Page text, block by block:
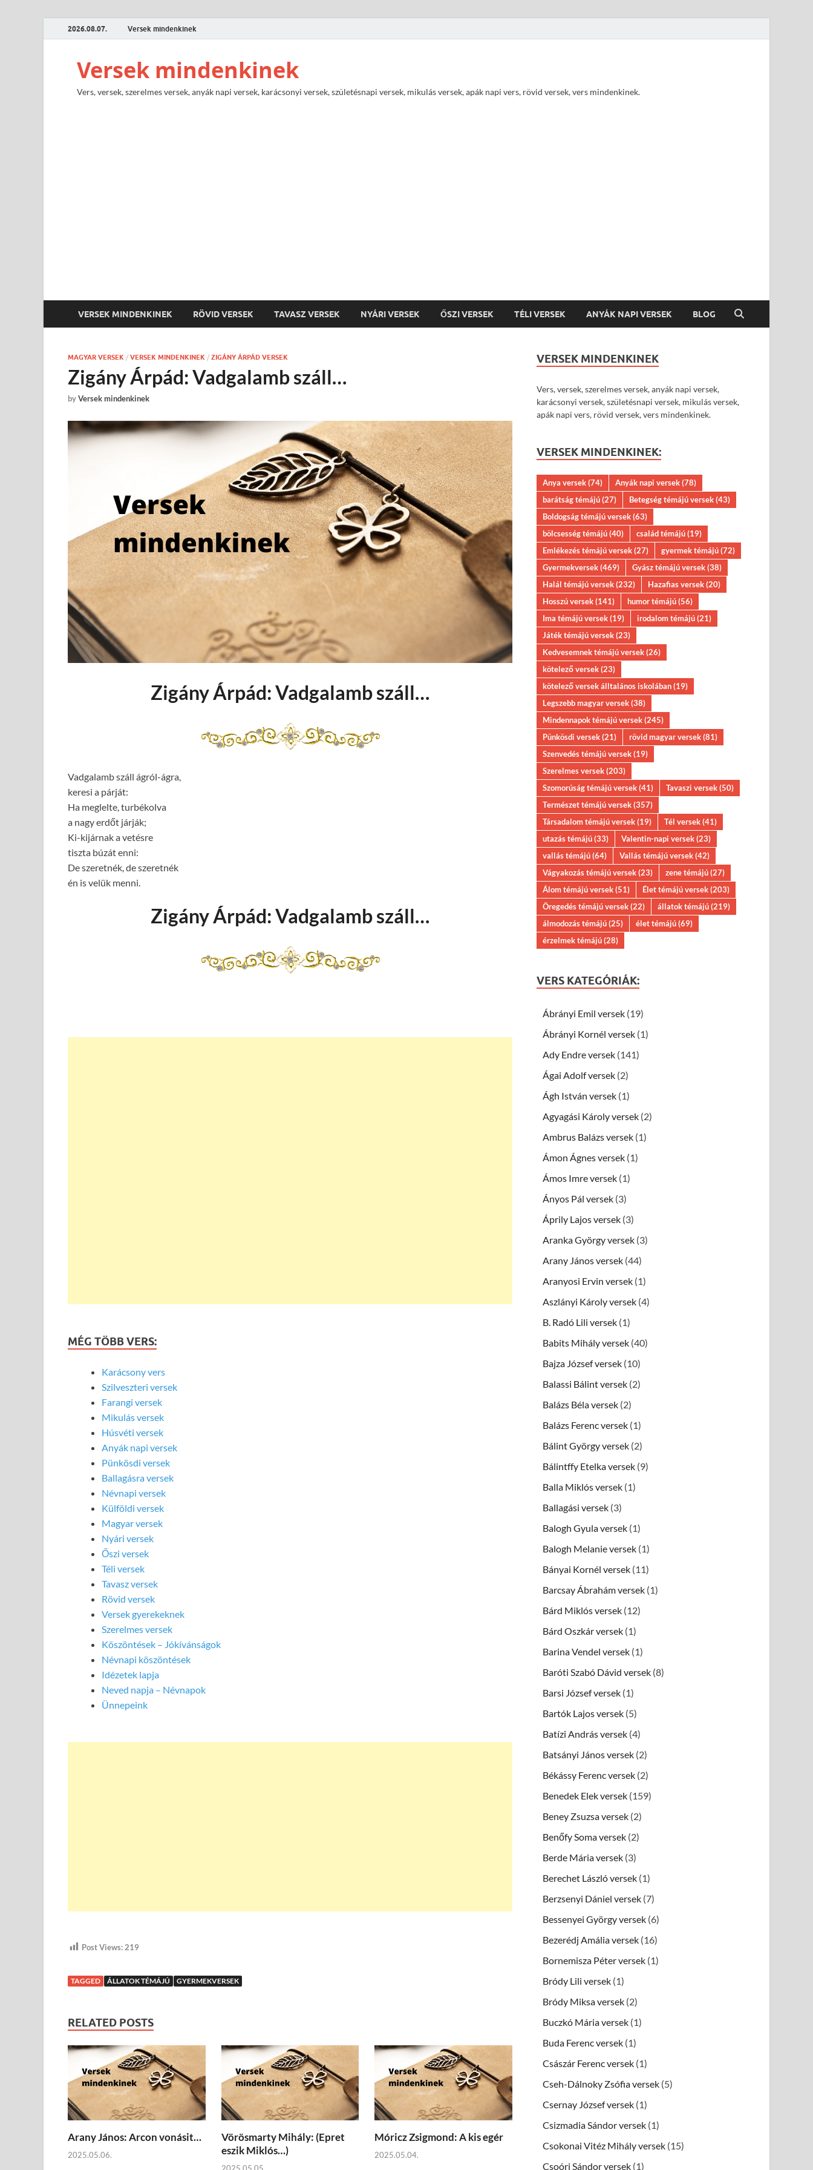
2026.08.07. Versek mindenkinek
Versek mindenkinek
Vers, versek, szerelmes versek, anyák napi versek, karácsonyi versek, születésnapi versek, mikulás versek, apák napi vers, rövid versek, vers mindenkinek.
VERSEK MINDENKINEK RÖVID VERSEK TAVASZ VERSEK NYÁRI VERSEK ŐSZI VERSEK TÉLI VERSEK ANYÁK NAPI VERSEK BLOG
MAGYAR VERSEK / VERSEK MINDENKINEK / ZIGÁNY ÁRPÁD VERSEK
Zigány Árpád: Vadgalamb száll…
byVersek mindenkinek
Zigány Árpád: Vadgalamb száll…
Vadgalamb száll ágról-ágra,
keresi a párját:
Ha meglelte, turbékolva
a nagy erdőt járják;
Ki-kijárnak a vetésre
tiszta búzát enni:
De szeretnék, de szeretnék
én is velük menni.
Zigány Árpád: Vadgalamb száll…
MÉG TÖBB VERS:
Karácsony vers
Szilveszteri versek
Farangi versek
Mikulás versek
Húsvéti versek
Anyák napi versek
Pünkösdi versek
Ballagásra versek
Névnapi versek
Külföldi versek
Magyar versek
Nyári versek
Őszi versek
Téli versek
Tavasz versek
Rövid versek
Versek gyerekeknek
Szerelmes versek
Köszöntések – Jókívánságok
Névnapi köszöntések
Idézetek lapja
Neved napja – Névnapok
Ünnepeink
Post Views: 219
TAGGED ÁLLATOK TÉMÁJÚ GYERMEKVERSEK
RELATED POSTS
Arany János: Arcon vonásit…
2025.05.06.
Vörösmarty Mihály: (Epret
eszik Miklós…)
2025.05.05.
Móricz Zsigmond: A kis egér
2025.05.04.
VERSEK MINDENKINEK
Vers, versek, szerelmes versek, anyák napi versek,
karácsonyi versek, születésnapi versek, mikulás versek,
apák napi vers, rövid versek, vers mindenkinek.
VERSEK MINDENKINEK:
Anya versek(74) Anyák napi versek(78)
barátság témájú(27) Betegség témájú versek(43)
Boldogság témájú versek(63)
bölcsesség témájú(40) család témájú(19)
Emlékezés témájú versek(27) gyermek témájú(72)
Gyermekversek(469) Gyász témájú versek(38)
Halál témájú versek(232) Hazafias versek(20)
Hosszú versek(141) humor témájú(56)
Ima témájú versek(19) irodalom témájú(21)
Játék témájú versek(23)
Kedvesemnek témájú versek(26)
kötelező versek(23)
kötelező versek álltalános iskolában(19)
Legszebb magyar versek(38)
Mindennapok témájú versek(245)
Pünkösdi versek(21) rövid magyar versek(81)
Szenvedés témájú versek(19)
Szerelmes versek(203)
Szomorúság témájú versek(41) Tavaszi versek(50)
Természet témájú versek(357)
Társadalom témájú versek(19) Tél versek(41)
utazás témájú(33) Valentin-napi versek(23)
vallás témájú(64) Vallás témájú versek(42)
Vágyakozás témájú versek(23) zene témájú(27)
Álom témájú versek(51) Élet témájú versek(203)
Öregedés témájú versek(22) állatok témájú(219)
álmodozás témájú(25) élet témájú(69)
érzelmek témájú(28)
VERS KATEGÓRIÁK:
Ábrányi Emil versek (19)
Ábrányi Kornél versek (1)
Ady Endre versek (141)
Ágai Adolf versek (2)
Ágh István versek (1)
Agyagási Károly versek (2)
Ambrus Balázs versek (1)
Ámon Ágnes versek (1)
Ámos Imre versek (1)
Ányos Pál versek (3)
Áprily Lajos versek (3)
Aranka György versek (3)
Arany János versek (44)
Aranyosi Ervin versek (1)
Aszlányi Károly versek (4)
B. Radó Lili versek (1)
Babits Mihály versek (40)
Bajza József versek (10)
Balassi Bálint versek (2)
Balázs Béla versek (2)
Balázs Ferenc versek (1)
Bálint György versek (2)
Bálintffy Etelka versek (9)
Balla Miklós versek (1)
Ballagási versek (3)
Balogh Gyula versek (1)
Balogh Melanie versek (1)
Bányai Kornél versek (11)
Barcsay Ábrahám versek (1)
Bárd Miklós versek (12)
Bárd Oszkár versek (1)
Barina Vendel versek (1)
Baróti Szabó Dávid versek (8)
Barsi József versek (1)
Bartók Lajos versek (5)
Batízi András versek (4)
Batsányi János versek (2)
Békássy Ferenc versek (2)
Benedek Elek versek (159)
Beney Zsuzsa versek (2)
Benőfy Soma versek (2)
Berde Mária versek (3)
Berechet László versek (1)
Berzsenyi Dániel versek (7)
Bessenyei György versek (6)
Bezerédj Amália versek (16)
Bornemisza Péter versek (1)
Bródy Lili versek (1)
Bródy Miksa versek (2)
Buczkó Mária versek (1)
Buda Ferenc versek (1)
Császár Ferenc versek (1)
Cseh-Dálnoky Zsófia versek (5)
Csernay József versek (1)
Csizmadia Sándor versek (1)
Csokonai Vitéz Mihály versek (15)
Csoóri Sándor versek (1)